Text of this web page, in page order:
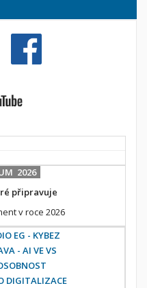
2026
připravuje
v roce 2026
EG - KYBEZ
- AI VE VS
DIGITALIZACE